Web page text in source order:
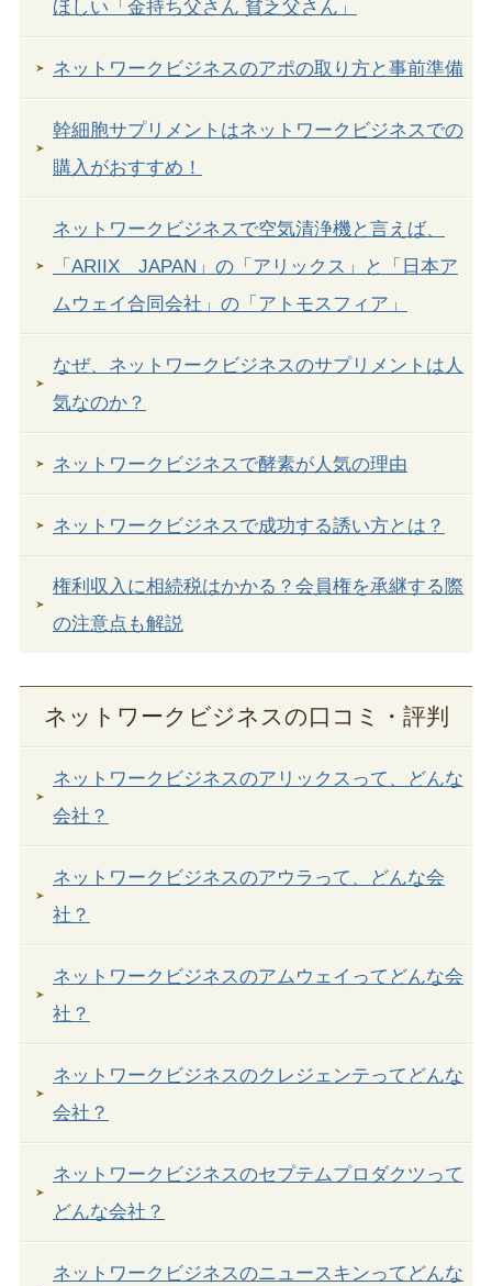
ほしい「金持ち父さん 貧乏父さん」
ネットワークビジネスのアポの取り方と事前準備
幹細胞サプリメントはネットワークビジネスでの
購入がおすすめ！
ネットワークビジネスで空気清浄機と言えば、
「ARIIX JAPAN」の「アリックス」と「日本ア
ムウェイ合同会社」の「アトモスフィア」
なぜ、ネットワークビジネスのサプリメントは人
気なのか？
ネットワークビジネスで酵素が人気の理由
ネットワークビジネスで成功する誘い方とは？
権利収入に相続税はかかる？会員権を承継する際
の注意点も解説
ネットワークビジネスの口コミ・評判
ネットワークビジネスのアリックスって、どんな
会社？
ネットワークビジネスのアウラって、どんな会
社？
ネットワークビジネスのアムウェイってどんな会
社？
ネットワークビジネスのクレジェンテってどんな
会社？
ネットワークビジネスのセプテムプロダクツって
どんな会社？
ネットワークビジネスのニュースキンってどんな